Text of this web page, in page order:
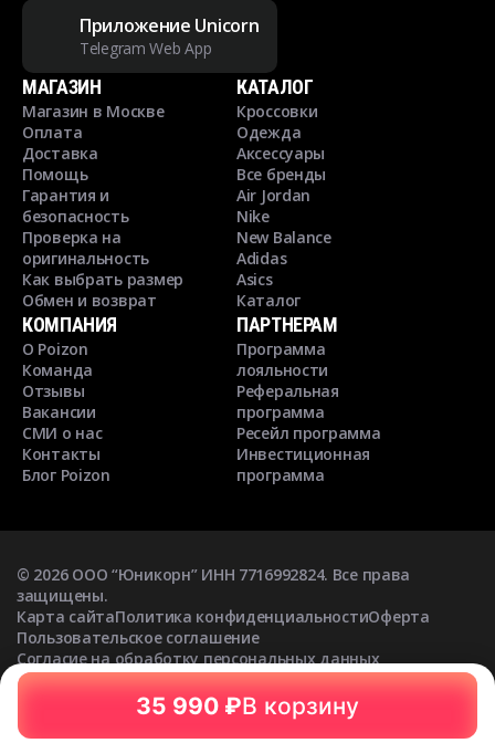
35 990 ₽В корзину
Приложение Unicorn
Telegram Web App
МАГАЗИН
Магазин в Москве
Оплата
Доставка
Помощь
Гарантия и
безопасность
Проверка на
оригинальность
Как выбрать размер
Обмен и возврат
КАТАЛОГ
Кроссовки
Одежда
Аксессуары
Все бренды
Air Jordan
Nike
New Balance
Adidas
Asics
Каталог
КОМПАНИЯ
О Poizon
Команда
Отзывы
Вакансии
СМИ о нас
Контакты
Блог Poizon
ПАРТНЕРАМ
Программа
лояльности
Реферальная
программа
Ресейл программа
Инвестиционная
программа
© 2026ООО “Юникорн” ИНН 7716992824. Все права
защищены.
Карта сайтаПолитика конфиденциальностиОферта
Пользовательское соглашение
Согласие на обработку персональных данных
Согласие на получение рекламных рассылок